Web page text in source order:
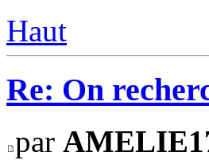
Haut
Re: On
par